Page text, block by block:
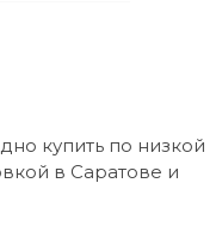
купить по низкой
в Саратове и